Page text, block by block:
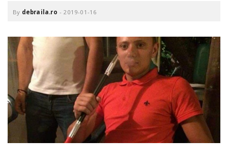
i
t
By debraila.ro - 2019-01-16